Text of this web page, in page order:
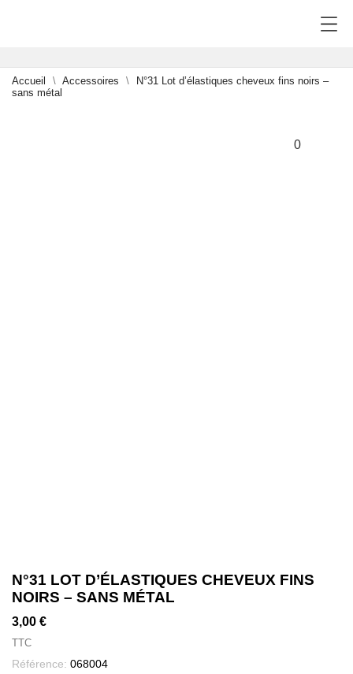
Accueil Accessoires
N°31 Lot d’élastiques cheveux fins noirs –
sans métal
0
N°31 LOT D’ÉLASTIQUES CHEVEUX FINS
NOIRS – SANS MÉTAL
3,00 €
TTC
Référence: 068004